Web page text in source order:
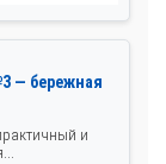
— бережная
и